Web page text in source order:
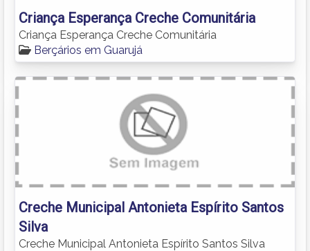
Criança Esperança Creche Comunitária
Criança Esperança Creche Comunitária
Berçários em Guarujá
Creche Municipal Antonieta Espírito Santos
Silva
Creche Municipal Antonieta Espírito Santos Silva